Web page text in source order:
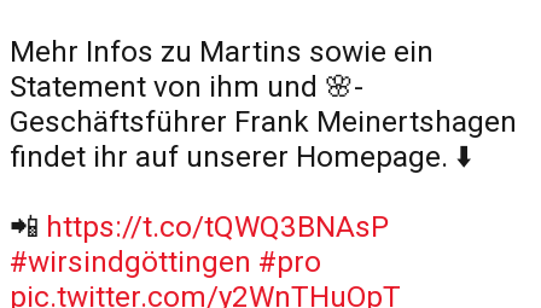
Mehr Infos zu Martins sowie ein
Statement von ihm und 🌸-
Geschäftsführer Frank Meinertshagen
findet ihr auf unserer Homepage. ⬇️
📲 https://t.co/tQWQ3BNAsP
#wirsindgöttingen #pro
pic.twitter.com/y2WnTHuOpT